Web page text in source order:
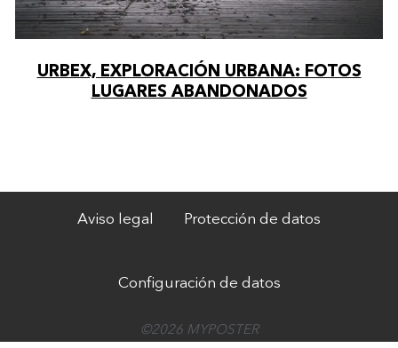
URBEX, EXPLORACIÓN URBANA: FOTOS
LUGARES ABANDONADOS
Aviso legal Protección de datos
Configuración de datos
©2026 MYPOSTER